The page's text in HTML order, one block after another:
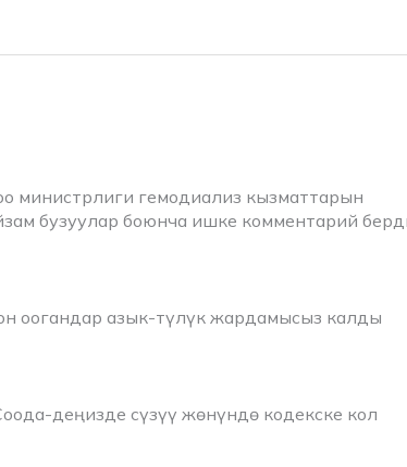
министрлиги гемодиализ кызматтарын
бузуулар боюнча ишке комментарий
оогандар азык-түлүк жардамысыз калды
деңизде сүзүү жөнүндө кодекске кол